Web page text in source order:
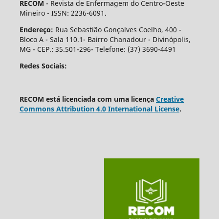
RECOM - Revista de Enfermagem do Centro-Oeste
Mineiro - ISSN: 2236-6091.
Endereço: Rua Sebastião Gonçalves Coelho, 400 -
Bloco A - Sala 110.1- Bairro Chanadour - Divinópolis,
MG - CEP.: 35.501-296- Telefone: (37) 3690-4491
Redes Sociais:
RECOM está licenciada com uma licença Creative
Commons Attribution 4.0 International License.